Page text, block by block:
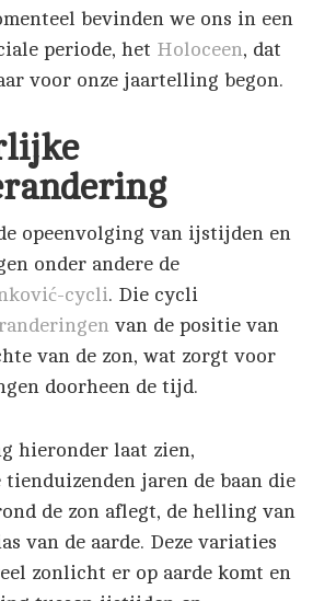
bevinden we ons in een
periode, het Holoceen, dat
voor onze jaartelling begon.
opeenvolging van ijstijden en
onder andere de
cycli. Die cycli
van de positie van
van de zon, wat zorgt voor
doorheen de tijd.
hieronder laat zien,
tienduizenden jaren de baan die
de zon aflegt, de helling van
van de aarde. Deze variaties
zonlicht er op aarde komt en